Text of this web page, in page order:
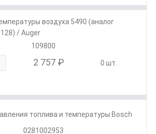
воздуха 5490 (аналог
/ Auger
109800
2 757 ₽ 0 шт.
топлива и температуры Bosch
0281002953